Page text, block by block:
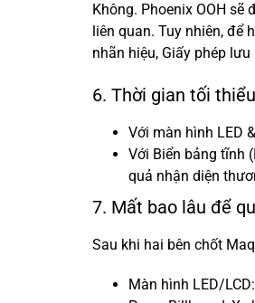
Không. Phoenix OOH
liên quan. Tuy nhiên,
nhãn hiệu, Giấy phép
6. Thời gian tối
Với màn hình LED
Với Biển bảng tĩnh
quả nhận diện
7. Mất bao lâu để
Sau khi hai bên chốt
Màn hình LED/